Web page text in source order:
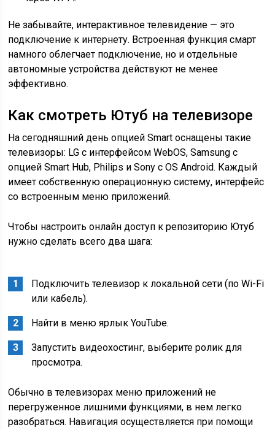
Не забывайте, интерактивное телевидение — это
подключение к интернету. Встроенная функция смарт
намного облегчает подключение, но и отдельные
автономные устройства действуют не менее
эффективно.
Как смотреть Ютуб на телевизоре
На сегодняшний день опцией Smart оснащены такие
телевизоры: LG с интерфейсом WebOS, Samsung с
опцией Smart Hub, Philips и Sony с OS Android. Каждый
имеет собственную операционную систему, интерфейс
со встроенным меню приложений.
Чтобы настроить онлайн доступ к репозиторию Ютуб
нужно сделать всего два шага:
Подключить телевизор к локальной сети (по Wi-Fi
или кабель).
Найти в меню ярлык YouTube.
Запустить видеохостинг, выберите ролик для
просмотра.
Обычно в телевизорах меню приложений не
перегруженное лишними функциями, в нем легко
разобраться. Навигация осуществляется при помощи